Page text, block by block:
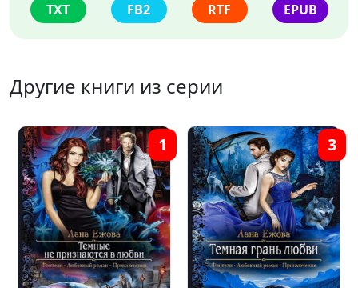
TXT FB2 RTF EPUB
Другие книги из серии
1 3